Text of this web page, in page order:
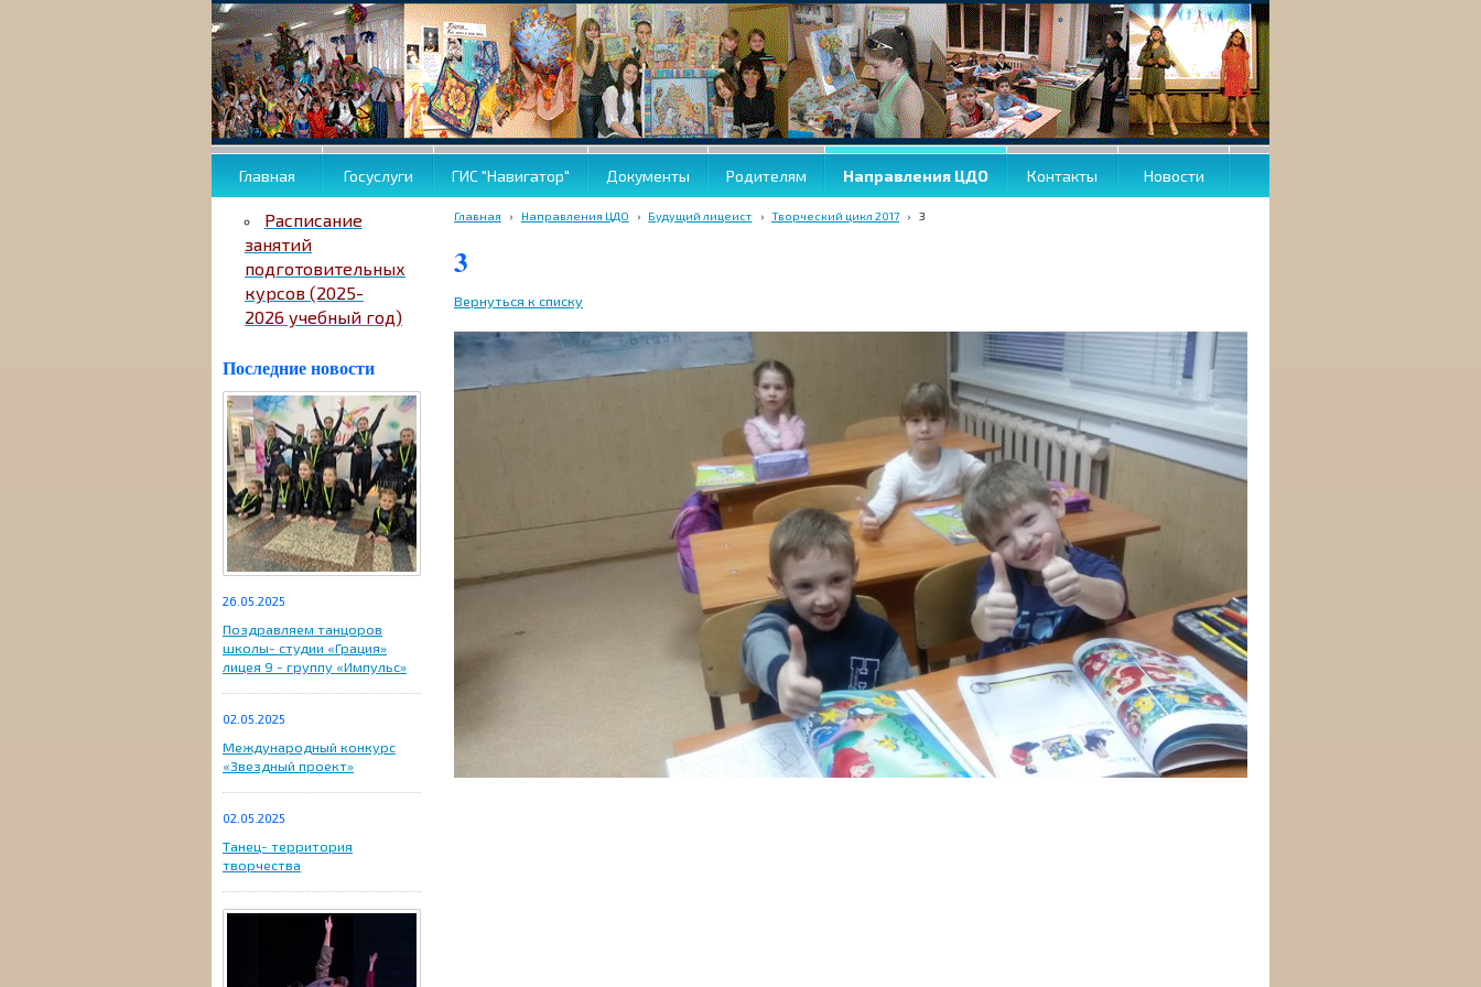
Главная Госуслуги ГИС "Навигатор" Документы Родителям Направления ЦДО Контакты Новости
Расписание
занятий
подготовительных
курсов (2025-
2026 учебный год)
Последние новости
26.05.2025
Поздравляем танцоров
школы- студии «Грация»
лицея 9 - группу «Импульс»
02.05.2025
Международный конкурс
«Звездный проект»
02.05.2025
Танец- территория
творчества
Главная › Направления ЦДО › Будущий лицеист › Творческий цикл 2017 › 3
3
Вернуться к списку